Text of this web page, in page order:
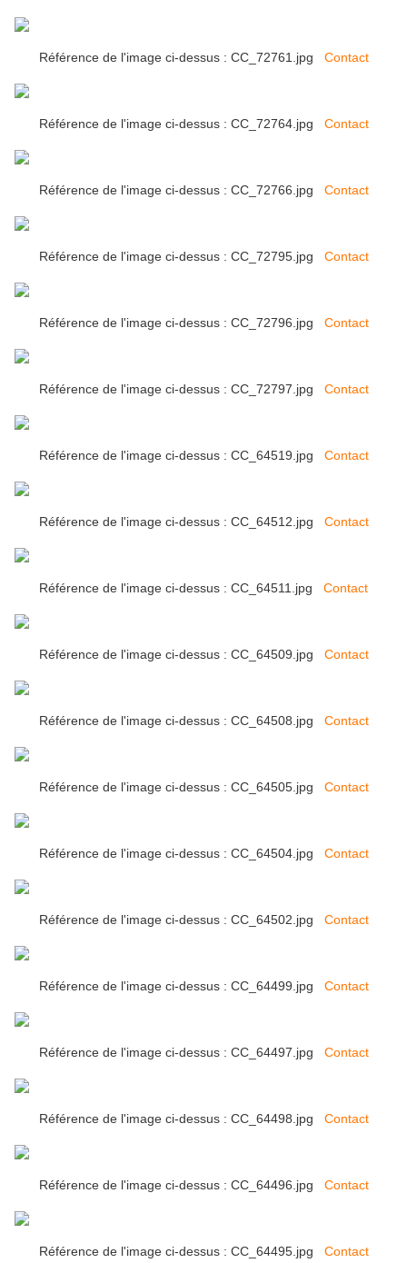
Référence de l'image ci-dessus : CC_72761.jpg Contact
Référence de l'image ci-dessus : CC_72764.jpg Contact
Référence de l'image ci-dessus : CC_72766.jpg Contact
Référence de l'image ci-dessus : CC_72795.jpg Contact
Référence de l'image ci-dessus : CC_72796.jpg Contact
Référence de l'image ci-dessus : CC_72797.jpg Contact
Référence de l'image ci-dessus : CC_64519.jpg Contact
Référence de l'image ci-dessus : CC_64512.jpg Contact
Référence de l'image ci-dessus : CC_64511.jpg Contact
Référence de l'image ci-dessus : CC_64509.jpg Contact
Référence de l'image ci-dessus : CC_64508.jpg Contact
Référence de l'image ci-dessus : CC_64505.jpg Contact
Référence de l'image ci-dessus : CC_64504.jpg Contact
Référence de l'image ci-dessus : CC_64502.jpg Contact
Référence de l'image ci-dessus : CC_64499.jpg Contact
Référence de l'image ci-dessus : CC_64497.jpg Contact
Référence de l'image ci-dessus : CC_64498.jpg Contact
Référence de l'image ci-dessus : CC_64496.jpg Contact
Référence de l'image ci-dessus : CC_64495.jpg Contact